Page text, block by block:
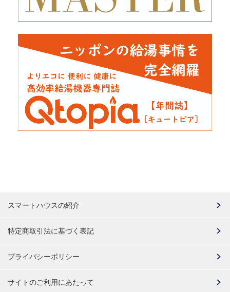
スマートハウスの紹介
特定商取引法に基づく表記
プライバシーポリシー
サイトのご利用にあたって